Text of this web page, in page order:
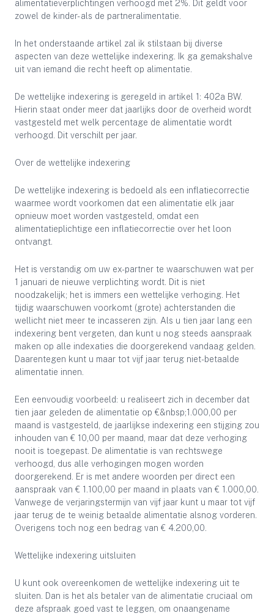
alimentatieverplichtingen verhoogd met 2%. Dit geldt voor
zowel de kinder- als de partneralimentatie.
In het onderstaande artikel zal ik stilstaan bij diverse
aspecten van deze wettelijke indexering. Ik ga gemakshalve
uit van iemand die recht heeft op alimentatie.
De wettelijke indexering is geregeld in artikel 1: 402a BW.
Hierin staat onder meer dat jaarlijks door de overheid wordt
vastgesteld met welk percentage de alimentatie wordt
verhoogd. Dit verschilt per jaar.
Over de wettelijke indexering
De wettelijke indexering is bedoeld als een inflatiecorrectie
waarmee wordt voorkomen dat een alimentatie elk jaar
opnieuw moet worden vastgesteld, omdat een
alimentatieplichtige een inflatiecorrectie over het loon
ontvangt.
Het is verstandig om uw ex-partner te waarschuwen wat per
1 januari de nieuwe verplichting wordt. Dit is niet
noodzakelijk; het is immers een wettelijke verhoging. Het
tijdig waarschuwen voorkomt (grote) achterstanden die
wellicht niet meer te incasseren zijn. Als u tien jaar lang een
indexering bent vergeten, dan kunt u nog steeds aanspraak
maken op alle indexaties die doorgerekend vandaag gelden.
Daarentegen kunt u maar tot vijf jaar terug niet-betaalde
alimentatie innen.
Een eenvoudig voorbeeld: u realiseert zich in december dat
tien jaar geleden de alimentatie op €&nbsp;1.000,00 per
maand is vastgesteld, de jaarlijkse indexering een stijging zou
inhouden van € 10,00 per maand, maar dat deze verhoging
nooit is toegepast. De alimentatie is van rechtswege
verhoogd, dus alle verhogingen mogen worden
doorgerekend. Er is met andere woorden per direct een
aanspraak van € 1.100,00 per maand in plaats van € 1.000,00.
Vanwege de verjaringstermijn van vijf jaar kunt u maar tot vijf
jaar terug de te weinig betaalde alimentatie alsnog vorderen.
Overigens toch nog een bedrag van € 4.200,00.
Wettelijke indexering uitsluiten
U kunt ook overeenkomen de wettelijke indexering uit te
sluiten. Dan is het als betaler van de alimentatie cruciaal om
deze afspraak goed vast te leggen, om onaangename